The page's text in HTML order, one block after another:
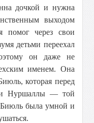
дочкой и нужна
выходом
помог через свои
детьми переехал
он даже не
именем. Она
которая перед
Нуршаллы — той
Биюль была умной и